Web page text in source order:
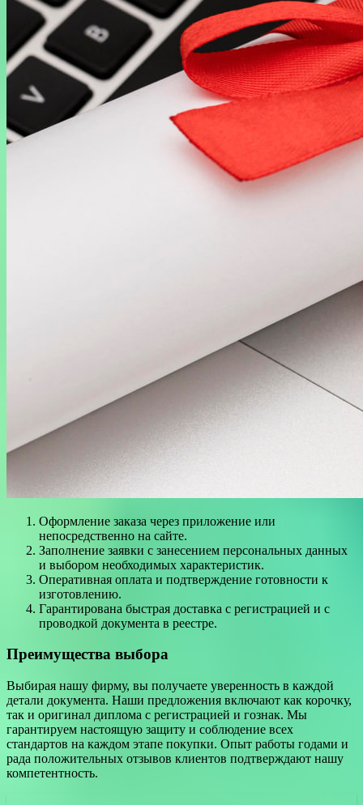
Оформление заказа через приложение или
непосредственно на сайте.
Заполнение заявки с занесением персональных данных
и выбором необходимых характеристик.
Оперативная оплата и подтверждение готовности к
изготовлению.
Гарантирована быстрая доставка с регистрацией и с
проводкой документа в реестре.
Преимущества выбора
Выбирая нашу фирму, вы получаете уверенность в каждой
детали документа. Наши предложения включают как корочку,
так и оригинал диплома с регистрацией и гознак. Мы
гарантируем настоящую защиту и соблюдение всех
стандартов на каждом этапе покупки. Опыт работы годами и
рада положительных отзывов клиентов подтверждают нашу
компетентность.